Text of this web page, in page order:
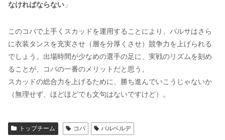
なければならない 」
このコパで上手くスカッドを運用することにより、バルサはさら
に衣装タンスを充実させ（層を分厚くさせ）競争力を上げられる
でしょう。出場時間が少なめの選手の足に、実戦のリズムを刻め
ることが、コパの一番のメリットだと思う。
スカッドの総合力を上げるために、勝ち進んでいこうじゃないか
（無理せず、ほどほどでも文句はないですけど）。
トップチーム コパ バルベルデ